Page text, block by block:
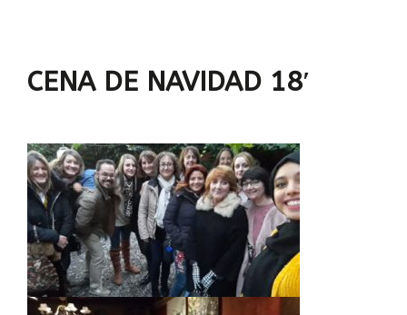
CENA DE NAVIDAD 18′